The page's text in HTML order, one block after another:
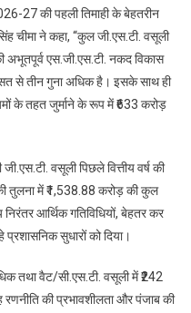
27 की पहली तिमाही के बेहतरीन
चीमा ने कहा, “कुल जी.एस.टी. वसूली
अभूतपूर्व एस.जी.एस.टी. नकद विकास
से तीन गुना अधिक है। इसके साथ ही
के तहत जुर्माने के रूप में ₹633 करोड़
वसूली पिछले वित्तीय वर्ष की
तुलना में ₹1,538.88 करोड़ की कुल
आर्थिक गतिविधियों, बेहतर कर
सुधारों को दिया।
तथा वैट/सी.एस.टी. वसूली में ₹242
की प्रभावशीलता और पंजाब की